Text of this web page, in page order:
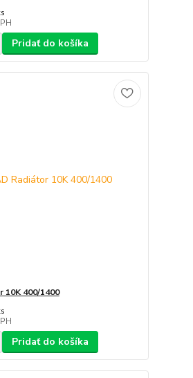
Pridať do košíka
10K 400/1400
Pridať do košíka